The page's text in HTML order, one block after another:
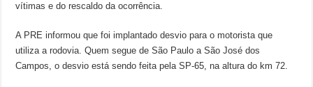
vítimas e do rescaldo da ocorrência.
A PRE informou que foi implantado desvio para o motorista que
utiliza a rodovia. Quem segue de São Paulo a São José dos
Campos, o desvio está sendo feita pela SP-65, na altura do km 72.